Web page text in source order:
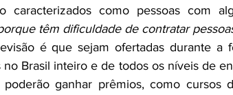
caracterizados como pessoas com
têm dificuldade de contratar
é que sejam ofertadas durante a
no Brasil inteiro e de todos os níveis de
ganhar prêmios, como cursos